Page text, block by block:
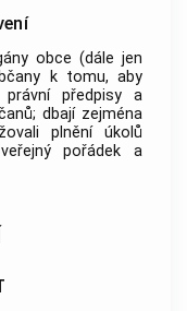
obce (dále jen
k tomu, aby
předpisy a
dbají zejména
plnění úkolů
pořádek a